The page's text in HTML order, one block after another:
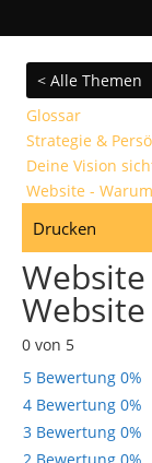
< Alle Themen
Glossar
Strategie &
Deine Vision
Website -
Drucken
0 von 5
5 Bewertung 0%
4 Bewertung 0%
3 Bewertung 0%